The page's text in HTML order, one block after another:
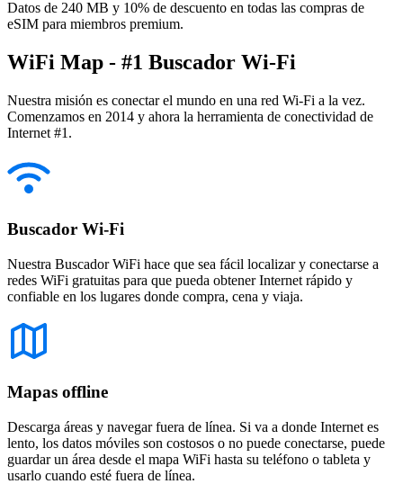
Datos de 240 MB y 10% de descuento en todas las compras de
eSIM para miembros premium.
WiFi Map - #1 Buscador Wi-Fi
Nuestra misión es conectar el mundo en una red Wi-Fi a la vez.
Comenzamos en 2014 y ahora la herramienta de conectividad de
Internet #1.
Buscador Wi-Fi
Nuestra Buscador WiFi hace que sea fácil localizar y conectarse a
redes WiFi gratuitas para que pueda obtener Internet rápido y
confiable en los lugares donde compra, cena y viaja.
Mapas offline
Descarga áreas y navegar fuera de línea. Si va a donde Internet es
lento, los datos móviles son costosos o no puede conectarse, puede
guardar un área desde el mapa WiFi hasta su teléfono o tableta y
usarlo cuando esté fuera de línea.